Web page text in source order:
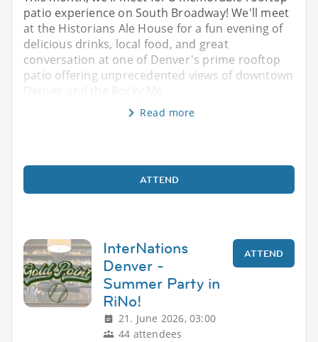
patio experience on South Broadway! We'll meet
at the Historians Ale House for a fun evening of
delicious drinks, local food, and great
conversation at one of Denver's prime rooftop
patio offering unprecedented views of downtown
Denver and the Rocky Mo
Read more
ATTEND
InterNations
Denver -
Summer Party in
RiNo!
21. June 2026, 03:00
44 attendees
ATTEND